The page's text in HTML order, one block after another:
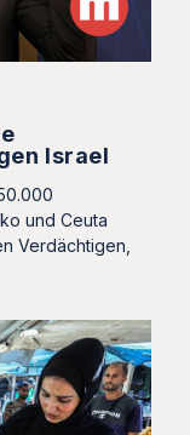
Israel
und Ceuta
Verdächtigen,